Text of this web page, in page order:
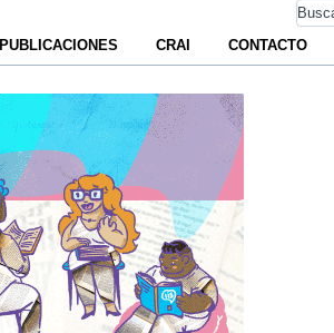
PUBLICACIONES CRAI CONTACTO